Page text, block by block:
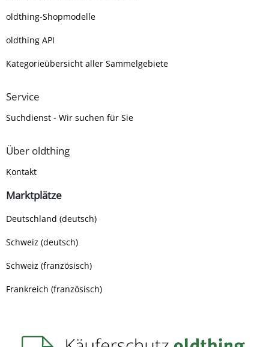
oldthing-Shopmodelle
oldthing API
Kategorieübersicht aller Sammelgebiete
Service
Suchdienst - Wir suchen für Sie
Über oldthing
Kontakt
Marktplätze
Deutschland (deutsch)
Schweiz (deutsch)
Schweiz (französisch)
Frankreich (französisch)